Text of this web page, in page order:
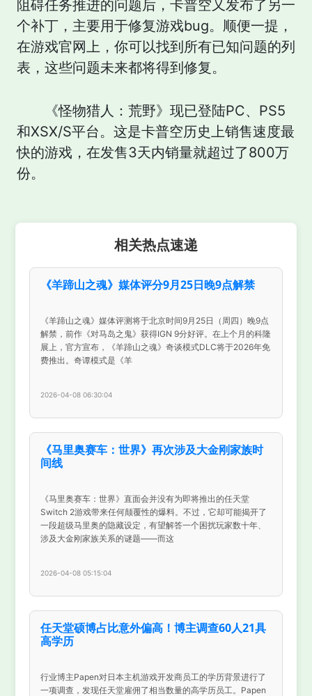
阻碍任务推进的问题后，卡普空又发布了另一
个补丁，主要用于修复游戏bug。顺便一提，
在游戏官网上，你可以找到所有已知问题的列
表，这些问题未来都将得到修复。
《怪物猎人：荒野》现已登陆PC、PS5
和XSX/S平台。这是卡普空历史上销售速度最
快的游戏，在发售3天内销量就超过了800万
份。
相关热点速递
《羊蹄山之魂》媒体评分9月25日晚9点解禁
《羊蹄山之魂》媒体评测将于北京时间9月25日（周四）晚9点
解禁，前作《对马岛之鬼》获得IGN 9分好评。在上个月的科隆
展上，官方宣布，《羊蹄山之魂》奇谈模式DLC将于2026年免
费推出。奇谭模式是《羊
2026-04-08 06:30:04
《马里奥赛车：世界》再次涉及大金刚家族时
间线
《马里奥赛车：世界》直面会并没有为即将推出的任天堂
Switch 2游戏带来任何颠覆性的爆料。不过，它却可能揭开了
一段超级马里奥的隐藏设定，有望解答一个困扰玩家数十年、
涉及大金刚家族关系的谜题——而这
2026-04-08 05:15:04
任天堂硕博占比意外偏高！博主调查60人21具
高学历
行业博主Papen对日本主机游戏开发商员工的学历背景进行了
一项调查，发现任天堂雇佣了相当数量的高学历员工。Papen